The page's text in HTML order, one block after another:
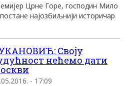
Црне Горе, господин Мило
најозбиљнији историчар
Своjу
нећемо дати
- 17:09